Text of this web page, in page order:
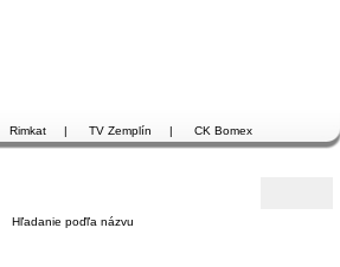
Rimkat | TV Zemplín | CK Bomex
Hľadanie poďľa názvu